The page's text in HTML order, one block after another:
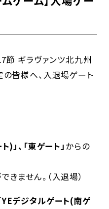
節 ギラヴァンツ北九州
皆様へ、入退場ゲート
」、「東ゲート」 からの
きません。（入退場）
YEデジタルゲート(南ゲ